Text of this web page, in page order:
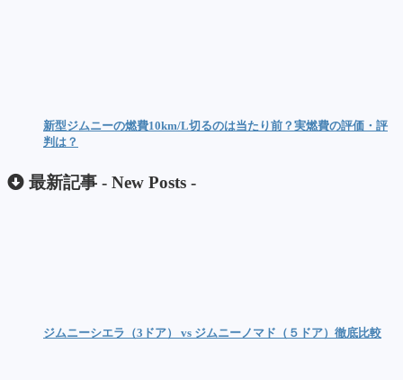
新型ジムニーの燃費10km/L切るのは当たり前？実燃費の評価・評
判は？
最新記事 - New Posts -
ジムニーシエラ（3ドア） vs ジムニーノマド（５ドア）徹底比較